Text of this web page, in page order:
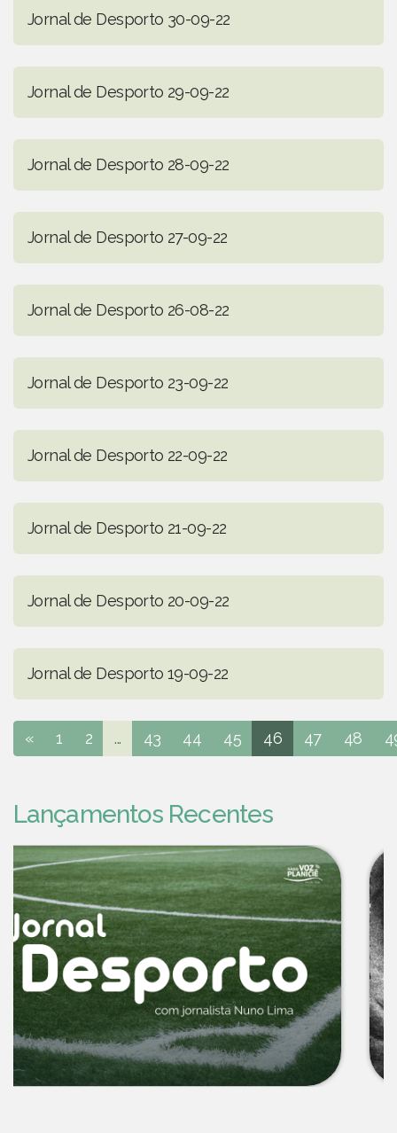
Jornal de Desporto 30-09-22
Jornal de Desporto 29-09-22
Jornal de Desporto 28-09-22
Jornal de Desporto 27-09-22
Jornal de Desporto 26-08-22
Jornal de Desporto 23-09-22
Jornal de Desporto 22-09-22
Jornal de Desporto 21-09-22
Jornal de Desporto 20-09-22
Jornal de Desporto 19-09-22
« 1 2 ... 43 44 45 46 47 48
Lançamentos Recentes